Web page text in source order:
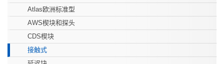
Atlas欧洲标准型
AWS楔块和探头
CDS楔块
接触式